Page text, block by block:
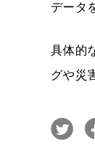
データ
具体的
グや災